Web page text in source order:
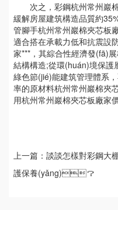
次之，彩鋼杭州常州巖棉
緩解房屋建筑構造品質約
管腳手杭州常州巖棉夾芯板
適合搭在承載力低和抗震設
家***，其綜合性經濟發(fā)
結構構造;從環(huán)境保護
綠色節(jié)能建筑管理體系
率的原材料杭州常州巖棉夾
用杭州常州巖棉夾芯板廠家價
上一篇：談談怎樣對彩鋼大
護保養(yǎng)？